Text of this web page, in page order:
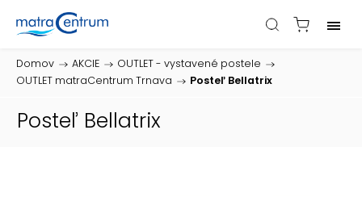
Domov / AKCIE / OUTLET - vystavené postele /
OUTLET matraCentrum Trnava / Posteľ Bellatrix
Posteľ Bellatrix